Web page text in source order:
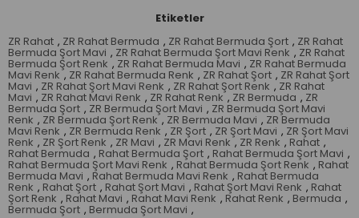
Etiketler
ZR Rahat , ZR Rahat Bermuda , ZR Rahat Bermuda Şort , ZR Rahat
Bermuda Şort Mavi , ZR Rahat Bermuda Şort Mavi Renk , ZR Rahat
Bermuda Şort Renk , ZR Rahat Bermuda Mavi , ZR Rahat Bermuda
Mavi Renk , ZR Rahat Bermuda Renk , ZR Rahat Şort , ZR Rahat Şort
Mavi , ZR Rahat Şort Mavi Renk , ZR Rahat Şort Renk , ZR Rahat
Mavi , ZR Rahat Mavi Renk , ZR Rahat Renk , ZR Bermuda , ZR
Bermuda Şort , ZR Bermuda Şort Mavi , ZR Bermuda Şort Mavi
Renk , ZR Bermuda Şort Renk , ZR Bermuda Mavi , ZR Bermuda
Mavi Renk , ZR Bermuda Renk , ZR Şort , ZR Şort Mavi , ZR Şort Mavi
Renk , ZR Şort Renk , ZR Mavi , ZR Mavi Renk , ZR Renk , Rahat ,
Rahat Bermuda , Rahat Bermuda Şort , Rahat Bermuda Şort Mavi ,
Rahat Bermuda Şort Mavi Renk , Rahat Bermuda Şort Renk , Rahat
Bermuda Mavi , Rahat Bermuda Mavi Renk , Rahat Bermuda
Renk , Rahat Şort , Rahat Şort Mavi , Rahat Şort Mavi Renk , Rahat
Şort Renk , Rahat Mavi , Rahat Mavi Renk , Rahat Renk , Bermuda ,
Bermuda Şort , Bermuda Şort Mavi ,